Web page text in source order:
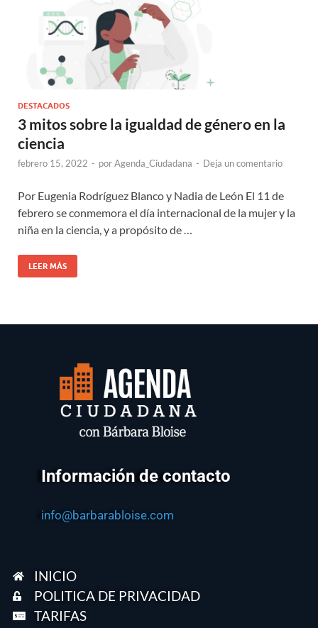
DESTACADOS
3 mitos sobre la igualdad de género en la
ciencia
febrero 15, 2022 - porAgenda_Ciudadana - Deja un comentario
Por Eugenia Rodríguez Blanco y Nadia de León El 11 de
febrero se conmemora el día internacional de la mujer y la
niña en la ciencia, y a propósito de …
LEER MÁS
Información de contacto
info@barbarabloise.com
INICIO
POLITICA DE PRIVACIDAD
TARIFAS